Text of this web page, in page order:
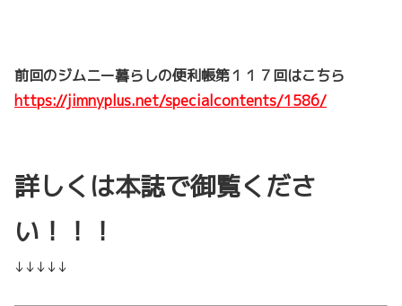
前回のジムニー暮らしの便利帳第１１７回はこちら
https://jimnyplus.net/specialcontents/1586/
詳しくは本誌で御覧くださ
い！！！
↓↓↓↓↓